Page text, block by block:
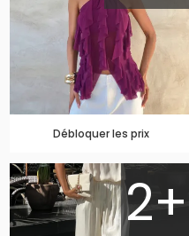
Débloquer les prix
2+